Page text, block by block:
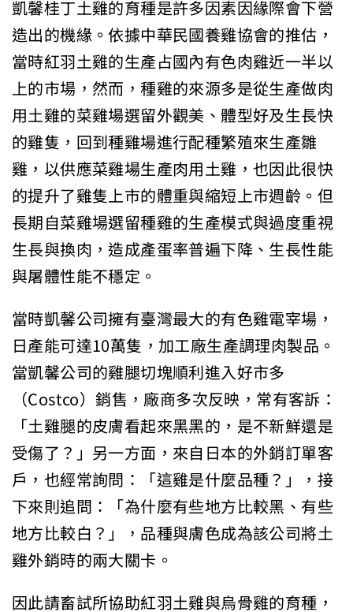
造出的機緣。依據中華民國養雞協會的推估，
當時紅羽土雞的生產占國內有色肉雞近一半以
上的市場，然而，種雞的來源多是從生產做肉
用土雞的菜雞場選留外觀美、體型好及生長快
的雞隻，回到種雞場進行配種繁殖來生產雛
雞，以供應菜雞場生產肉用土雞，也因此很快
的提升了雞隻上市的體重與縮短上市週齡。但
長期自菜雞場選留種雞的生產模式與過度重視
生長與換肉，造成產蛋率普遍下降、生長性能
與屠體性能不穩定。
當時凱馨公司擁有臺灣最大的有色雞電宰場，
日產能可達10萬隻，加工廠生產調理肉製品。
當凱馨公司的雞腿切塊順利進入好市多
（Costco）銷售，廠商多次反映，常有客訴：
「土雞腿的皮膚看起來黑黑的，是不新鮮還是
受傷了？」另一方面，來自日本的外銷訂單客
戶，也經常詢問：「這雞是什麼品種？」，接
下來則追問：「為什麼有些地方比較黑、有些
地方比較白？」，品種與膚色成為該公司將土
雞外銷時的兩大關卡。
因此請畜試所協助紅羽土雞與烏骨雞的育種，